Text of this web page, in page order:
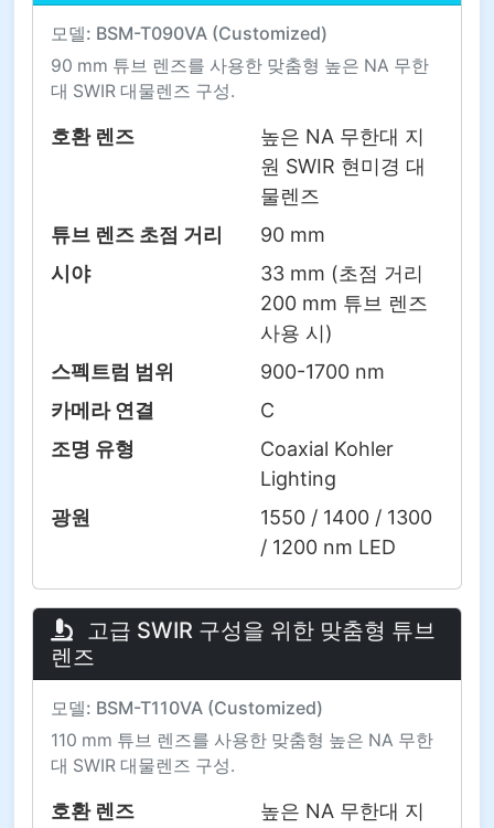
모델: BSM-T090VA (Customized)
90 mm 튜브 렌즈를 사용한 맞춤형 높은 NA 무한
대 SWIR 대물렌즈 구성.
호환 렌즈
높은 NA 무한대 지
원 SWIR 현미경 대
물렌즈
튜브 렌즈 초점 거리
90 mm
시야
33 mm (초점 거리
200 mm 튜브 렌즈
사용 시)
스펙트럼 범위
900-1700 nm
카메라 연결
C
조명 유형
Coaxial Kohler
Lighting
광원
1550 / 1400 / 1300
/ 1200 nm LED
고급 SWIR 구성을 위한 맞춤형 튜브
렌즈
모델: BSM-T110VA (Customized)
110 mm 튜브 렌즈를 사용한 맞춤형 높은 NA 무한
대 SWIR 대물렌즈 구성.
호환 렌즈
높은 NA 무한대 지